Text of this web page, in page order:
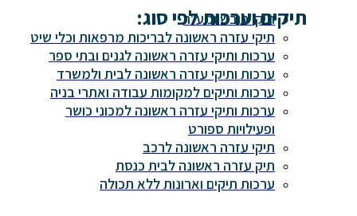
תיקים וערכות לפי סוג:
תיקי חובש ומע"ר
תיקי עזרה ראשונה לבריכות מרפאות וכלי שיט
ערכות ותיקי עזרה ראשונה לגנים ובתי ספר
ערכות ותיקי עזרה ראשונה לבית ולמשרד
ערכות ותיקים למקומות עבודה ואתרי בניה
ערכות ותיקי עזרה ראשונה למכוני כושר
ופעילויות ספורט
תיקי עזרה ראשונה לרכב
תיק עזרה ראשונה לבית כנסת
ערכות תיקים וארונות ללא תכולה